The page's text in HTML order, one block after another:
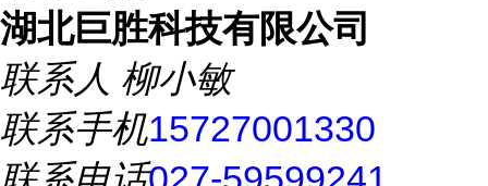
湖北巨胜科技有限公司
联系人 柳小敏
联系手机15727001330